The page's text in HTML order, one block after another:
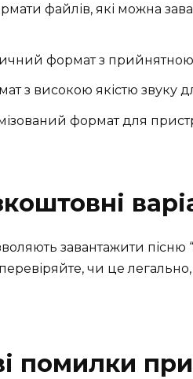
файлів, які можна
формат з прийнятною
з високою якістю звуку
формат для
завантажити
чи це
помилки при